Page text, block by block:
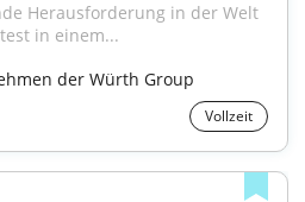
Herausforderung in der Welt
in einem...
der Würth Group
Vollzeit